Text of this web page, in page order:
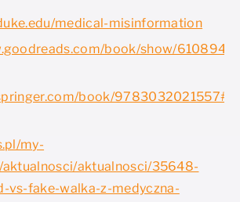
medical-misinformation
book/show/
book/
my-
aktualnosci/aktualnosci/35648-
vs-fake-walka-z-medyczna-